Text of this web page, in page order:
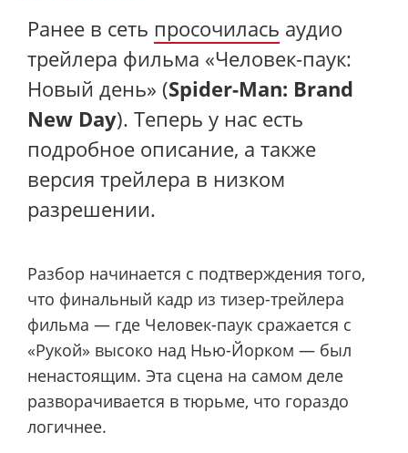
Ранее в сеть просочилась аудио
трейлера фильма «Человек-паук:
Новый день» (Spider-Man: Brand
New Day). Теперь у нас есть
подробное описание, а также
версия трейлера в низком
разрешении.
Разбор начинается с подтверждения того,
что финальный кадр из тизер-трейлера
фильма — где Человек-паук сражается с
«Рукой» высоко над Нью-Йорком — был
ненастоящим. Эта сцена на самом деле
разворачивается в тюрьме, что гораздо
логичнее.